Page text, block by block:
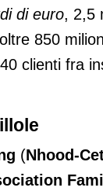
di euro, 2,5
850
clienti fra
(Nhood-